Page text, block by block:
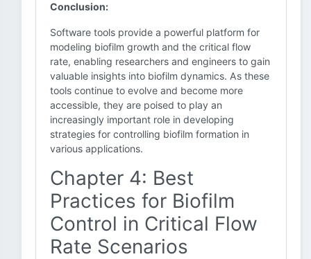
Conclusion:
Software tools provide a powerful platform for
modeling biofilm growth and the critical flow
rate, enabling researchers and engineers to gain
valuable insights into biofilm dynamics. As these
tools continue to evolve and become more
accessible, they are poised to play an
increasingly important role in developing
strategies for controlling biofilm formation in
various applications.
Chapter 4: Best
Practices for Biofilm
Control in Critical Flow
Rate Scenarios